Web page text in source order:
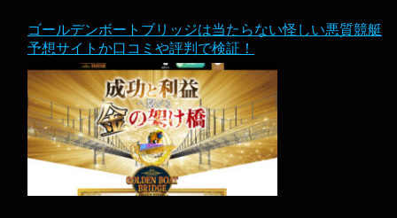
ゴールデンボートブリッジは当たらない怪しい悪質競艇
予想サイトか口コミや評判で検証！